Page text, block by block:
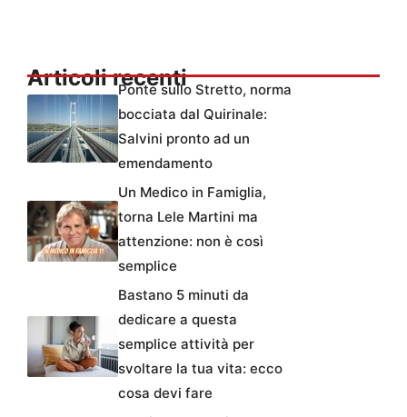
Articoli recentiPonte sullo Stretto, norma
bocciata dal Quirinale:
Salvini pronto ad un
emendamento
Un Medico in Famiglia,
torna Lele Martini ma
attenzione: non è così
semplice
Bastano 5 minuti da
dedicare a questa
semplice attività per
svoltare la tua vita: ecco
cosa devi fare